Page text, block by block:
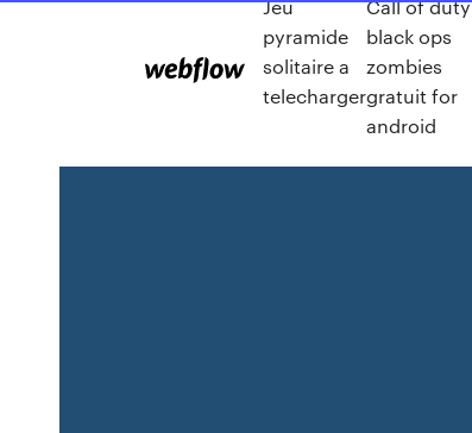
Jeu
pyramide
solitaire a
telecharger
Call of duty
black ops
zombies
gratuit for
android